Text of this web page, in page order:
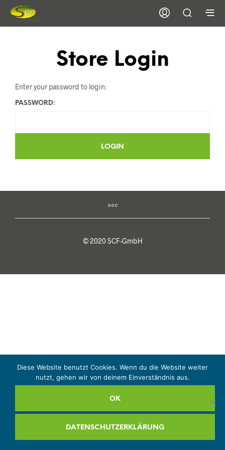
Store Login
Enter your password to login:
PASSWORD:
© 2020 SCF-GmbH
Diese Website benutzt Cookies. Wenn du die Website weiter
nutzt, gehen wir von deinem Einverständnis aus.
OK
DATENSCHUTZERKLÄRUNG